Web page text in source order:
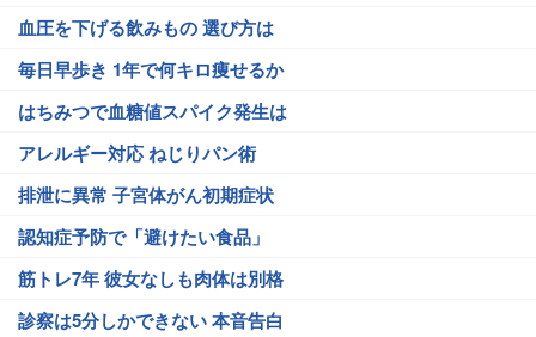
血圧を下げる飲みもの 選び方は
毎日早歩き 1年で何キロ痩せるか
はちみつで血糖値スパイク発生は
アレルギー対応 ねじりパン術
排泄に異常 子宮体がん初期症状
認知症予防で「避けたい食品」
筋トレ7年 彼女なしも肉体は別格
診察は5分しかできない 本音告白